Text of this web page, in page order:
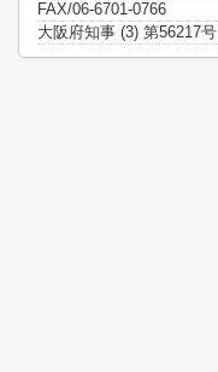
FAX/06-6701-0766
大阪府知事 (3) 第56217号